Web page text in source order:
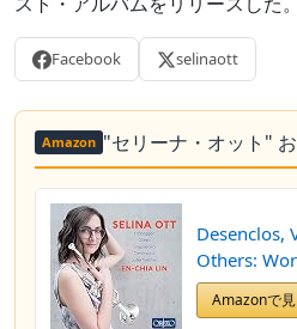
Facebook selinaott
Amazon "セリーナ・オット"
Desenclos,
Others:
Piano
Amazonで